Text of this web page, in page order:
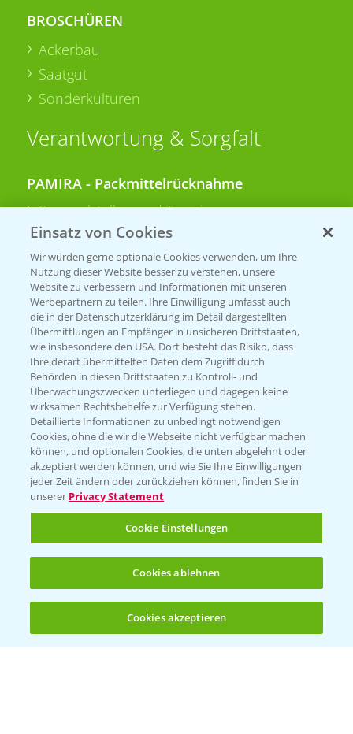
(noch 4)
BROSCHÜREN
Ackerbau
Saatgut
Sonderkulturen
Verantwortung & Sorgfalt
PAMIRA - Packmittelrücknahme
Sammelstellen und Termine
PRE - Chemikalien sicher entsorgen
Sammelstellen und Termine
Kontakt & Notfall
Beratung auf WhatsApp
T.+49 (0)174 346 564 1
KONTAKT
Hilfe in Notfällen
T.+49 (0)214/30-20220
Folgen Sie uns
Einsatz von Cookies
Wir würden gerne optionale Cookies verwenden, um Ihre
Nutzung dieser Website besser zu verstehen, unsere
Website zu verbessern und Informationen mit unseren
Werbepartnern zu teilen. Ihre Einwilligung umfasst auch
die in der Datenschutzerklärung im Detail dargestellten
Übermittlungen an Empfänger in unsicheren Drittstaaten,
wie insbesondere den USA. Dort besteht das Risiko, dass
Ihre derart übermittelten Daten dem Zugriff durch
Behörden in diesen Drittstaaten zu Kontroll- und
Überwachungszwecken unterliegen und dagegen keine
wirksamen Rechtsbehelfe zur Verfügung stehen.
Detaillierte Informationen zu unbedingt notwendigen
Cookies, ohne die wir die Webseite nicht verfügbar machen
können, und optionalen Cookies, die unten abgelehnt oder
akzeptiert werden können, und wie Sie Ihre Einwilligungen
jeder Zeit ändern oder zurückziehen können, finden Sie in
unserer Privacy Statement
Cookie Einstellungen
Cookies ablehnen
Cookies akzeptieren